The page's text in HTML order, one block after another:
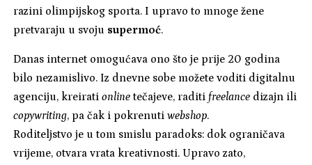
razini olimpijskog sporta. I upravo to mnoge žene
pretvaraju u svoju supermoć.
Danas internet omogućava ono što je prije 20 godina
bilo nezamislivo. Iz dnevne sobe možete voditi digitalnu
agenciju, kreirationline tečajeve, raditifreelance dizajn ili
copywriting, pa čak i pokrenutiwebshop.
Roditeljstvo je u tom smislu paradoks: dok ograničava
vrijeme, otvara vrata kreativnosti. Upravo zato,